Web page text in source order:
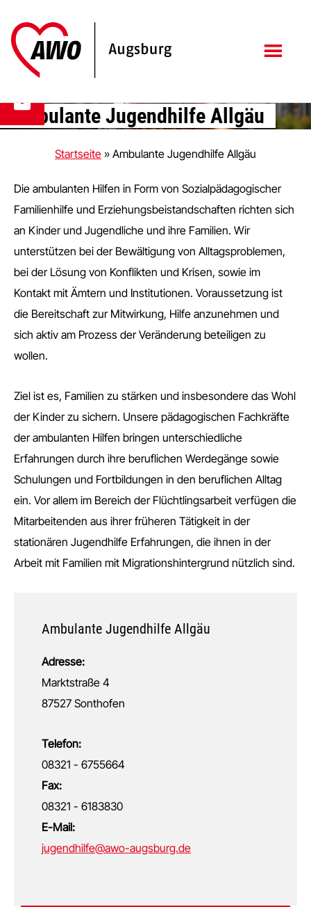
Inhalt
springen
Fußzeile
springen
Ambulante Jugendhilfe Allgäu
Startseite » Ambulante Jugendhilfe Allgäu
Die ambulanten Hilfen in Form von Sozialpädagogischer
Familienhilfe und Erziehungsbeistandschaften richten sich
an Kinder und Jugendliche und ihre Familien. Wir
unterstützen bei der Bewältigung von Alltagsproblemen,
bei der Lösung von Konflikten und Krisen, sowie im
Kontakt mit Ämtern und Institutionen. Voraussetzung ist
die Bereitschaft zur Mitwirkung, Hilfe anzunehmen und
sich aktiv am Prozess der Veränderung beteiligen zu
wollen.
Ziel ist es, Familien zu stärken und insbesondere das Wohl
der Kinder zu sichern. Unsere pädagogischen Fachkräfte
der ambulanten Hilfen bringen unterschiedliche
Erfahrungen durch ihre beruflichen Werdegänge sowie
Schulungen und Fortbildungen in den beruflichen Alltag
ein. Vor allem im Bereich der Flüchtlingsarbeit verfügen die
Mitarbeitenden aus ihrer früheren Tätigkeit in der
stationären Jugendhilfe Erfahrungen, die ihnen in der
Arbeit mit Familien mit Migrationshintergrund nützlich sind.
Ambulante Jugendhilfe Allgäu
Adresse:
Marktstraße 4
87527 Sonthofen
Telefon:
08321 - 6755664
Fax:
08321 - 6183830
E-Mail:
jugendhilfe@awo-augsburg.de